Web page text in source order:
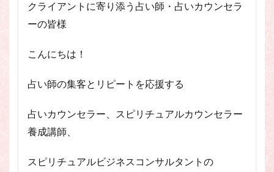
クライアントに寄り添う占い師・占いカウンセラ
ーの皆様
こんにちは！
占い師の集客とリピートを応援する
占いカウンセラー、スピリチュアルカウンセラー
養成講師、
スピリチュアルビジネスコンサルタントの
引き寄せの法則
心理療法
波動の法則
神さまとのおしゃべり
占い師になりたい
占いセラピー
スピリチュアル
スピリチュアル・カウンセラー
スピリチュアル・カウンセラーになりたい